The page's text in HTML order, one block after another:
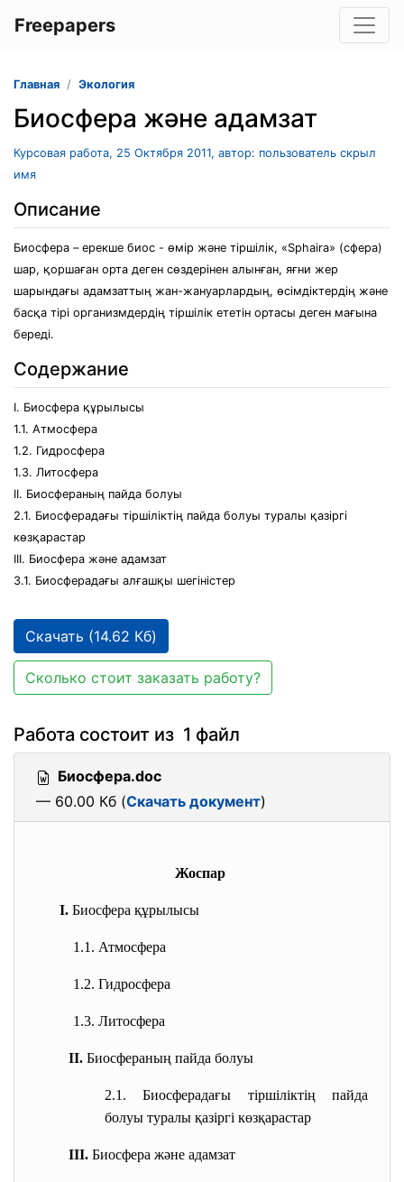
Freepapers
Главная Экология
Биосфера және адамзат
Курсовая работа, 25 Октября 2011, автор: пользователь скрыл
имя
Описание
Биосфера – ерекше биос - өмір және тіршілік, «Sphaira» (сфера)
шар, қоршаған орта деген сөздерінен алынған, яғни жер
шарындағы адамзаттың жан-жануарлардың, өсімдіктердің және
басқа тірі организмдердің тіршілік ететін ортасы деген мағына
береді.
Содержание
І. Биосфера құрылысы
1.1. Атмосфера
1.2. Гидросфера
1.3. Литосфера
ІІ. Биосфераның пайда болуы
2.1. Биосферадағы тіршіліктің пайда болуы туралы қазіргі
көзқарастар
ІІІ. Биосфера және адамзат
3.1. Биосферадағы алғашқы шегіністер
Скачать (14.62 Кб)
Сколько стоит заказать работу?
Работа состоит из 1 файл
Биосфера.doc
— 60.00 Кб (Скачать документ)
Жоспар
І. Биосфера құрылысы
1.1. Атмосфера
1.2. Гидросфера
1.3. Литосфера
ІІ. Биосфераның пайда болуы
2.1. Биосферадағы тіршіліктің пайда
болуы туралы қазіргі көзқарастар
ІІІ. Биосфера және адамзат